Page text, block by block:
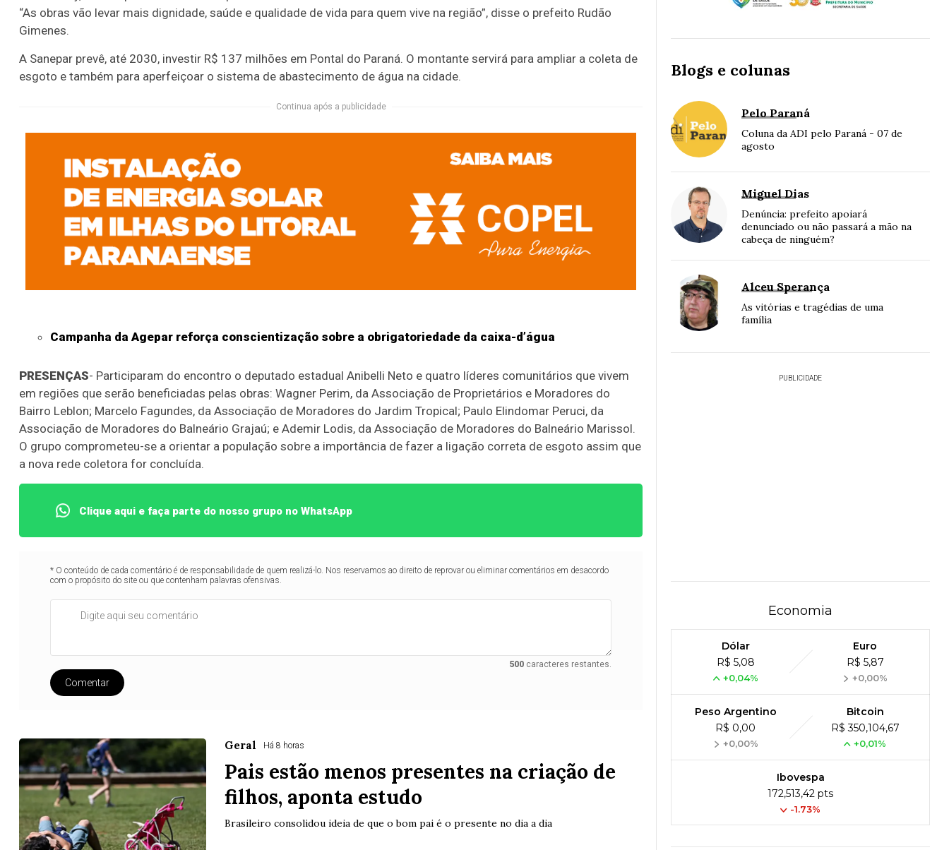
“As obras vão levar mais dignidade, saúde e qualidade de vida para quem vive na região”, disse o prefeito Rudão
Gimenes.
A Sanepar prevê, até 2030, investir R$ 137 milhões em Pontal do Paraná. O montante servirá para ampliar a coleta de
esgoto e também para aperfeiçoar o sistema de abastecimento de água na cidade.
Continua após a publicidade
Campanha da Agepar reforça conscientização sobre a obrigatoriedade da caixa-d’água
PRESENÇAS- Participaram do encontro o deputado estadual Anibelli Neto e quatro líderes comunitários que vivem
em regiões que serão beneficiadas pelas obras: Wagner Perim, da Associação de Proprietários e Moradores do
Bairro Leblon; Marcelo Fagundes, da Associação de Moradores do Jardim Tropical; Paulo Elindomar Peruci, da
Associação de Moradores do Balneário Grajaú; e Ademir Lodis, da Associação de Moradores do Balneário Marissol.
O grupo comprometeu-se a orientar a população sobre a importância de fazer a ligação correta de esgoto assim que
a nova rede coletora for concluída.
Clique aqui e faça parte do nosso grupo no WhatsApp
* O conteúdo de cada comentário é de responsabilidade de quem realizá-lo. Nos reservamos ao direito de reprovar ou eliminar comentários em desacordo
com o propósito do site ou que contenham palavras ofensivas.
500caracteres restantes.
Comentar
Geral Há 8 horas
Pais estão menos presentes na criação de
filhos, aponta estudo
Brasileiro consolidou ideia de que o bom pai é o presente no dia a dia
Blogs e colunas
Pelo Paraná
Coluna da ADI pelo Paraná - 07 de
agosto
Miguel Dias
Denúncia: prefeito apoiará
denunciado ou não passará a mão na
cabeça de ninguém?
Alceu Sperança
As vitórias e tragédias de uma
família
PUBLICIDADE
Economia
Dólar
R$ 5,08
+0,04%
Euro
R$ 5,87
+0,00%
Peso Argentino
R$ 0,00
+0,00%
Bitcoin
R$ 350,104,67
+0,01%
Ibovespa
172,513,42 pts
-1.73%